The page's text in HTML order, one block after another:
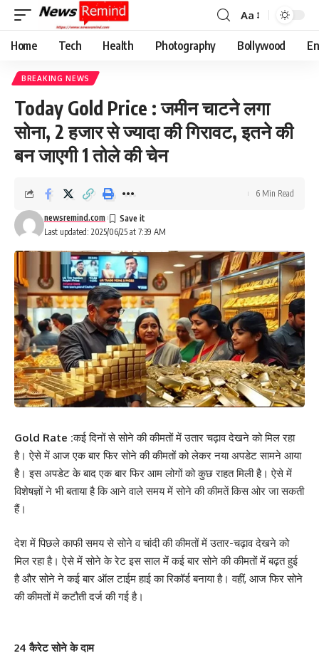
Font
Resizer
Aa
Home Tech Health Photography Bollywood
BREAKING NEWS
Today Gold Price : जमीन चाटने लगा
सोना, 2 हजार से ज्यादा की गिरावट, इतने की
बन जाएगी 1 तोले की चेन
Last updated: 2025/06/25 at 7:39 AM
newsremind.com
6 Min Read
Gold Rate :कई दिनों से सोने की कीमतों में उतार चढ़ाव देखने को मिल रहा
है। ऐसे में आज एक बार फिर सोने की कीमतों को लेकर नया अपडेट सामने आया
है। इस अपडेट के बाद एक बार फिर आम लोगों को कुछ राहत मिली है। ऐसे में
विशेषज्ञों ने भी बताया है कि आने वाले समय में सोने की कीमतें किस ओर जा सकती
हैं।
देश में पिछले काफी समय से सोने व चांदी की कीमतों में उतार-चढ़ाव देखने को
मिल रहा है। ऐसे में सोने के रेट इस साल में कई बार सोने की कीमतों में बढ़त हुई
है और सोने ने कई बार ऑल टाईम हाई का रिकॉर्ड बनाया है। वहीं, आज फिर सोने
की कीमतों में कटौती दर्ज की गई है।
24 कैरेट सोने के दाम